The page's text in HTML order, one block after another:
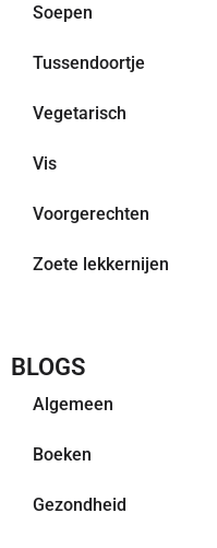
Soepen
Tussendoortje
Vegetarisch
Vis
Voorgerechten
Zoete lekkernijen
BLOGS
Algemeen
Boeken
Gezondheid